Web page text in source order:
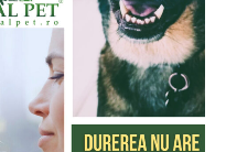
această dată, monahul
spuma unei băuturi
de Champagne (o
care a devenit
numele